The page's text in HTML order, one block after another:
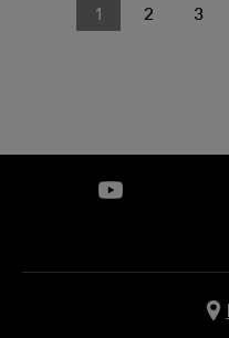
1 2 3